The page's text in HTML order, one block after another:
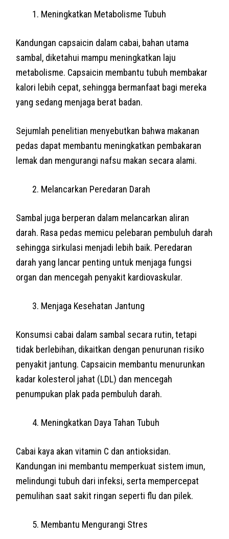
Meningkatkan Metabolisme Tubuh
Kandungan capsaicin dalam cabai, bahan utama
sambal, diketahui mampu meningkatkan laju
metabolisme. Capsaicin membantu tubuh membakar
kalori lebih cepat, sehingga bermanfaat bagi mereka
yang sedang menjaga berat badan.
Sejumlah penelitian menyebutkan bahwa makanan
pedas dapat membantu meningkatkan pembakaran
lemak dan mengurangi nafsu makan secara alami.
Melancarkan Peredaran Darah
Sambal juga berperan dalam melancarkan aliran
darah. Rasa pedas memicu pelebaran pembuluh darah
sehingga sirkulasi menjadi lebih baik. Peredaran
darah yang lancar penting untuk menjaga fungsi
organ dan mencegah penyakit kardiovaskular.
Menjaga Kesehatan Jantung
Konsumsi cabai dalam sambal secara rutin, tetapi
tidak berlebihan, dikaitkan dengan penurunan risiko
penyakit jantung. Capsaicin membantu menurunkan
kadar kolesterol jahat (LDL) dan mencegah
penumpukan plak pada pembuluh darah.
Meningkatkan Daya Tahan Tubuh
Cabai kaya akan vitamin C dan antioksidan.
Kandungan ini membantu memperkuat sistem imun,
melindungi tubuh dari infeksi, serta mempercepat
pemulihan saat sakit ringan seperti flu dan pilek.
Membantu Mengurangi Stres